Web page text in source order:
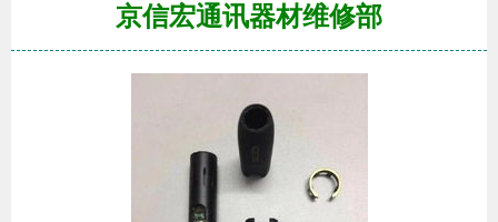
京信宏通讯器材维修部